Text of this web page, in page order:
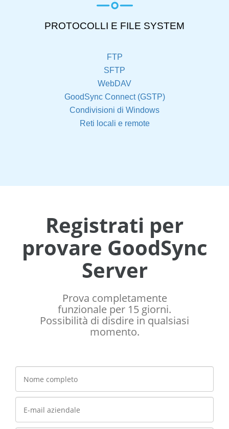
PROTOCOLLI E FILE SYSTEM
FTP
SFTP
WebDAV
GoodSync Connect (GSTP)
Condivisioni di Windows
Reti locali e remote
Registrati per
provare GoodSync
Server
Prova completamente
funzionale per 15 giorni.
Possibilità di disdire in qualsiasi
momento.